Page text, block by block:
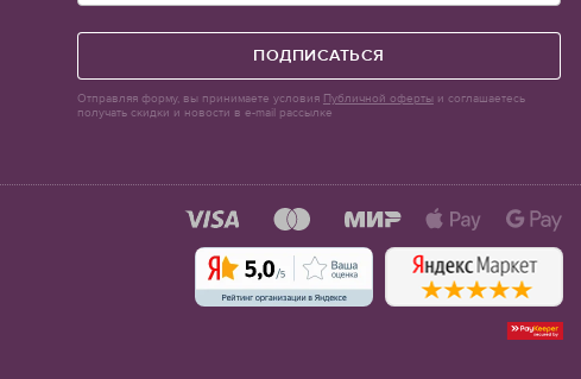
ПОДПИСАТЬСЯ
Отправляя форму, вы принимаете условия Публичной оферты и соглашаетесь
получать скидки и новости в e-mail рассылке